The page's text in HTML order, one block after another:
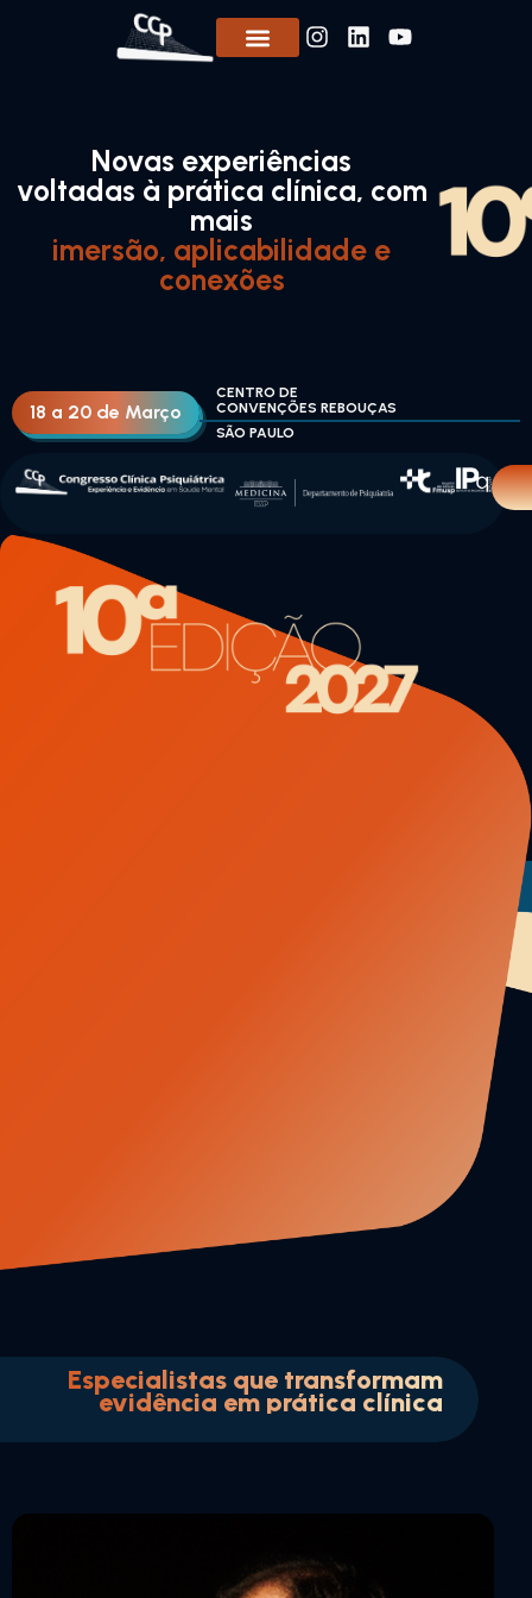
Novas experiências
voltadas à prática clínica, com
mais
imersão, aplicabilidade e
conexões
18 a 20 de Março
CENTRO DE
CONVENÇÕES REBOUÇAS
SÃO PAULO
Especialistas que transformam
evidência em prática clínica